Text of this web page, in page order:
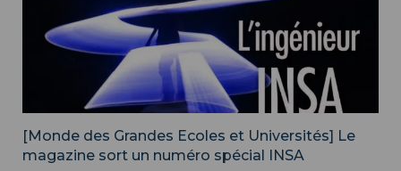
[Monde des Grandes Ecoles et Universités] Le
magazine sort un numéro spécial INSA